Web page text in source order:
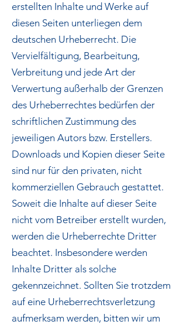
erstellten Inhalte und Werke auf
diesen Seiten unterliegen dem
deutschen Urheberrecht. Die
Vervielfältigung, Bearbeitung,
Verbreitung und jede Art der
Verwertung außerhalb der Grenzen
des Urheberrechtes bedürfen der
schriftlichen Zustimmung des
jeweiligen Autors bzw. Erstellers.
Downloads und Kopien dieser Seite
sind nur für den privaten, nicht
kommerziellen Gebrauch gestattet.
Soweit die Inhalte auf dieser Seite
nicht vom Betreiber erstellt wurden,
werden die Urheberrechte Dritter
beachtet. Insbesondere werden
Inhalte Dritter als solche
gekennzeichnet. Sollten Sie trotzdem
auf eine Urheberrechtsverletzung
aufmerksam werden, bitten wir um